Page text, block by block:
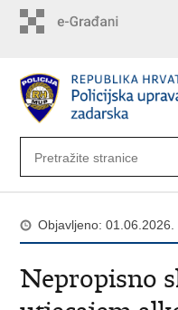
Objavljeno: 01.06.2026.
Nepropisno